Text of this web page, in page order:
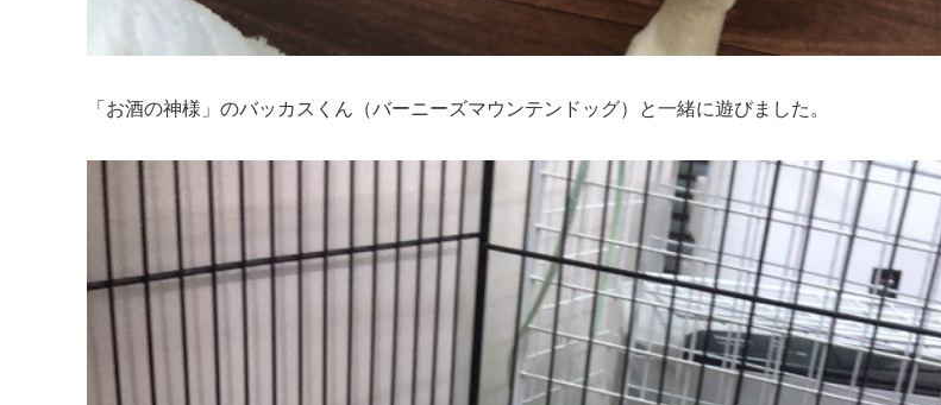
「お酒の神様」のバッカスくん（バーニーズマウンテンドッグ）と一緒に遊びました。